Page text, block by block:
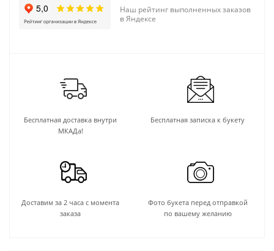
Наш рейтинг выполненных заказов
в Яндексе
Бесплатная доставка внутри
МКАДа!
Бесплатная записка к букету
Доставим за 2 часа с момента
заказа
Фото букета перед отправкой
по вашему желанию